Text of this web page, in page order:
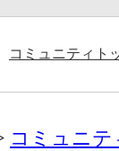
コミュニティト
コミュニテ